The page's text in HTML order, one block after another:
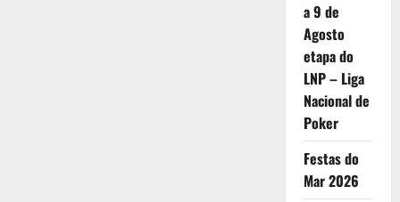
a 9 de
Agosto
etapa do
LNP – Liga
Nacional de
Poker
Festas do
Mar 2026